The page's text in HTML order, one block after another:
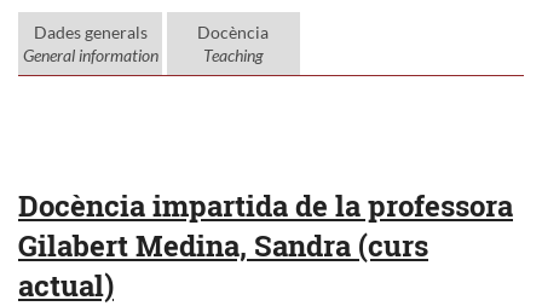
Dades generals
General information
Docència
Teaching
Docència impartida de la professora
Gilabert Medina, Sandra (curs
actual)